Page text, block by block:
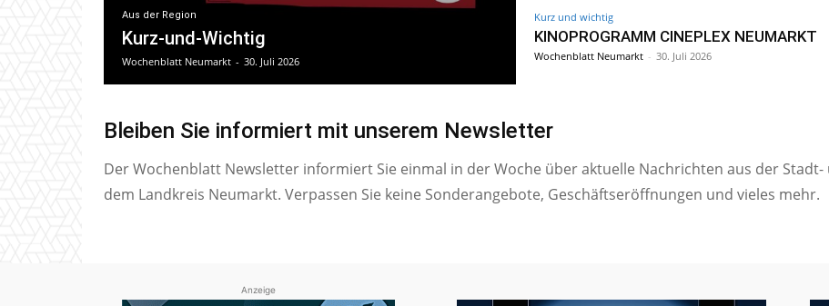
Aus der Region
Kurz-und-Wichtig
Wochenblatt Neumarkt - 30. Juli 2026
Kurz und wichtig
KINOPROGRAMM CINEPLEX NEUMARKT
Wochenblatt Neumarkt - 30. Juli 2026
Bleiben Sie informiert mit unserem Newsletter
Der Wochenblatt Newsletter informiert Sie einmal in der Woche über aktuelle Nachrichten aus der Stadt-
dem Landkreis Neumarkt. Verpassen Sie keine Sonderangebote, Geschäftseröffnungen und vieles mehr.
Anzeige